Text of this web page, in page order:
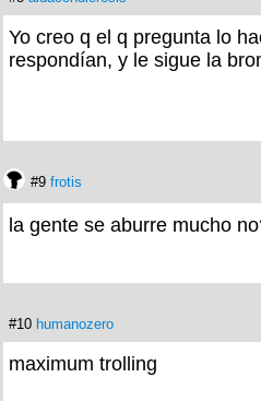
Yo creo q el q pregunta lo
respondían, y le sigue la
#9 frotis
la gente se aburre mucho
#10 humanozero
maximum trolling